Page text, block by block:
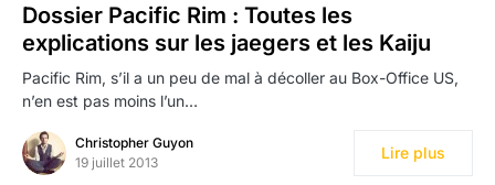
Dossier Pacific Rim : Toutes les
explications sur les jaegers et les Kaiju
Pacific Rim, s’il a un peu de mal à décoller au Box-Office US,
n’en est pas moins l’un…
Christopher Guyon
19 juillet 2013
Lire plus